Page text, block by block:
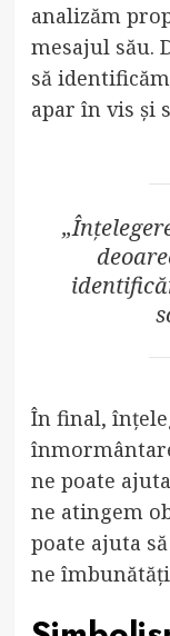
analizăm
mesajul său.
să
apar în vis și
În final,
ne poate
ne atingem
poate ajuta
ne